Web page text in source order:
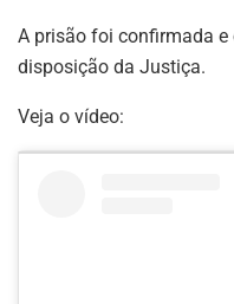
A prisão foi confirmada e
disposição da Justiça.
Veja o vídeo: